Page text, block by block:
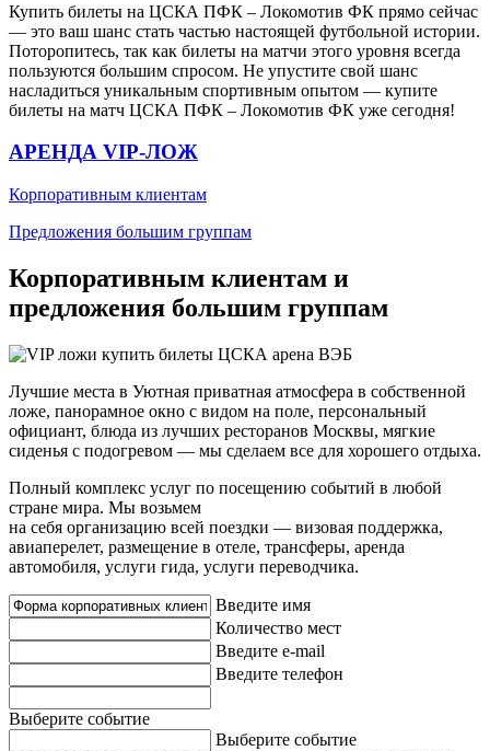
Купить билеты на ЦСКА ПФК – Локомотив ФК прямо сейчас
— это ваш шанс стать частью настоящей футбольной истории.
Поторопитесь, так как билеты на матчи этого уровня всегда
пользуются большим спросом. Не упустите свой шанс
насладиться уникальным спортивным опытом — купите
билеты на матч ЦСКА ПФК – Локомотив ФК уже сегодня!
АРЕНДА VIP-ЛОЖ
Корпоративным клиентам
Предложения большим группам
Корпоративным клиентам и
предложения большим группам
Лучшие места в Уютная приватная атмосфера в собственной
ложе, панорамное окно с видом на поле, персональный
официант, блюда из лучших ресторанов Москвы, мягкие
сиденья с подогревом — мы сделаем все для хорошего отдыха.
Полный комплекс услуг по посещению событий в любой
стране мира. Мы возьмем
на себя организацию всей поездки — визовая поддержка,
авиаперелет, размещение в отеле, трансферы, аренда
автомобиля, услуги гида, услуги переводчика.
Введите имя
Количество мест
Введите e-mail
Введите телефон
Выберите событие
Выберите событие